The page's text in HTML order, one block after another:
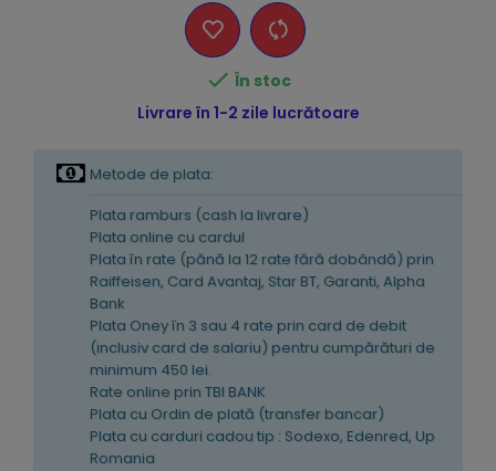
 În stoc
Livrare în 1-2 zile lucrătoare
Metode de plata:
Plata ramburs (cash la livrare)
Plata online cu cardul
Plata în rate (pănă la 12 rate fără dobândă) prin
Raiffeisen, Card Avantaj, Star BT, Garanti, Alpha
Bank
Plata Oney în 3 sau 4 rate prin card de debit
(inclusiv card de salariu) pentru cumpărături de
minimum 450 lei.
Rate online prin TBI BANK
Plata cu Ordin de plată (transfer bancar)
Plata cu carduri cadou tip : Sodexo, Edenred, Up
Romania